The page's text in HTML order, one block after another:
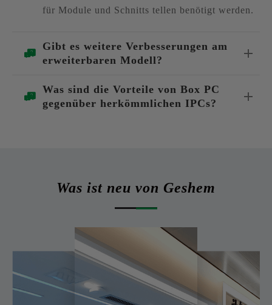
für Module und Schnitts tellen benötigt werden.
Gibt es weitere Verbesserungen am
erweiterbaren Modell?
Was sind die Vorteile von Box PC
gegenüber herkömmlichen IPCs?
Was ist neu von Geshem